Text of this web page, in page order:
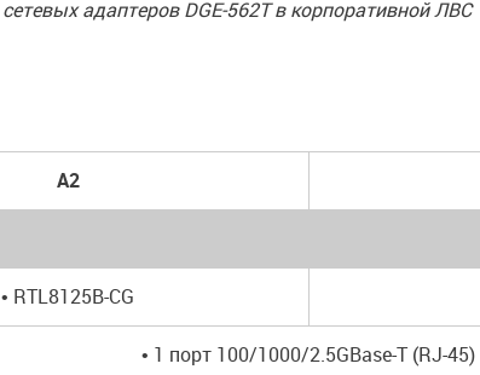
адаптеров DGE-562T в корпоративной ЛВС
A2
• RTL8125B-CG
• 1 порт 100/1000/2.5GBase-T (RJ-45)